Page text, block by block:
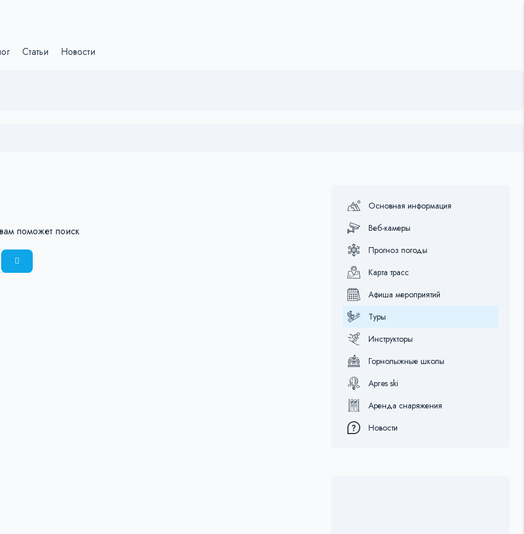
Статьи Новости
поможет поиск
Основная информация
Веб-камеры
Прогноз погоды
Карта трасс
Афиша мероприятий
Туры
Инструкторы
Горнолыжные школы
Apres ski
Аренда снаряжения
Новости